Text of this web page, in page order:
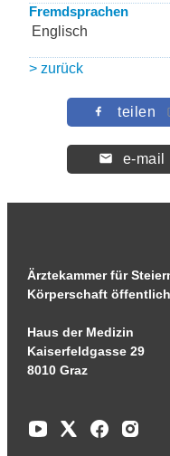
Fremdsprachen
Englisch
> zurück
teilen
e-mail
Ärztekammer für
Körperschaft
Haus der Medizin
Kaiserfeldgasse 29
8010 Graz